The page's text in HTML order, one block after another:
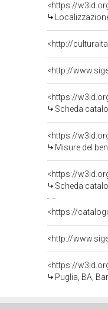
<https://
<http://
<https://
Scheda
<https://
Misure del
<https://
Scheda
<https://
<https://
Puglia, BA,